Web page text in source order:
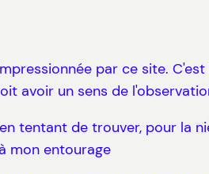
par ce site.
avoir un sens de
tentant de trouver, pour la
mon entourage